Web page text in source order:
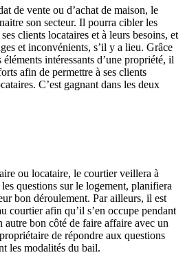
de vente ou d’achat de maison, le
son secteur. Il pourra cibler les
clients locataires et à leurs besoins, et
et inconvénients, s’il y a lieu. Grâce
intéressants d’une propriété, il
afin de permettre à ses clients
C’est gagnant dans les deux
ou locataire, le courtier veillera à
questions sur le logement, planifiera
bon déroulement. Par ailleurs, il est
courtier afin qu’il s’en occupe pendant
autre bon côté de faire affaire avec un
de répondre aux questions
les modalités du bail.